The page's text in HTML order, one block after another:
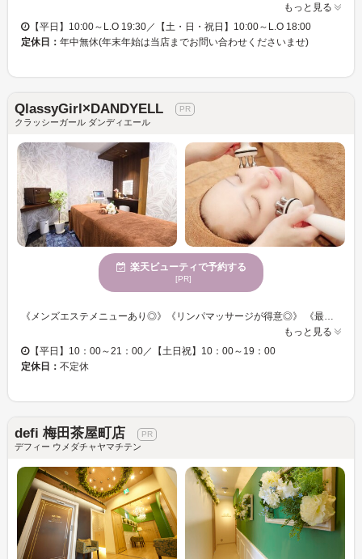
もっと見る
【平日】10:00～L.O 19:30／【土・日・祝日】10:00～L.O 18:00
定休日： 年中無休(年末年始は当店までお問い合わせくださいませ)
QlassyGirl×DANDYELL
クラッシーガール ダンディエール
楽天ビューティで予約する
[PR]
《メンズエステメニューあり◎》《リンパマッサージが得意◎》 《最新マシン豊富》《親子・ペア・ご夫婦でのご利用可》 《ブライダルメニュー人気》 効果即実感の声続出！小顔・毛穴・強力リンパフェイシャルなどお肌のプロの集団による美肌・ リフトアップ小顔は非常に好評です♪その他、メンズ痩身、全身脱毛など、関西当店のみの最先端マシンは必見です！知識・技術ともに豊富なスタッフが、お客様一人一人に合わせて一番ご満足頂けるコースを導き出していきます。些細な事でもなんでも気軽にご相談下さい。 全室、完全個室にシャワー室、メイク台完備で他の方とお顔合わせすることがないプライベートサロンです。ゆっくりと贅沢なお時間をお過ごしください。
もっと見る
【平日】10：00～21：00／【土日祝】10：00～19：00
定休日： 不定休
defi 梅田茶屋町店
デフィー ウメダチャヤマチテン